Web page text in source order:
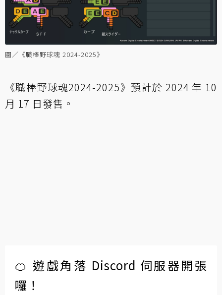
圖／《職棒野球魂 2024-2025》
《職棒野球魂2024-2025》預計於 2024 年 10
月 17 日發售。
🍊 遊戲角落 Discord 伺服器開張
囉！